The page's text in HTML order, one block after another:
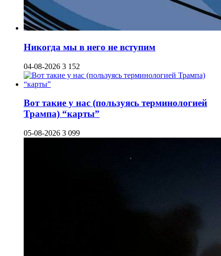
Никогда мы в него не вступим
04-08-2026 3 152
Вот такие у нас (пользуясь терминологией
Трампа) “карты”
05-08-2026 3 099